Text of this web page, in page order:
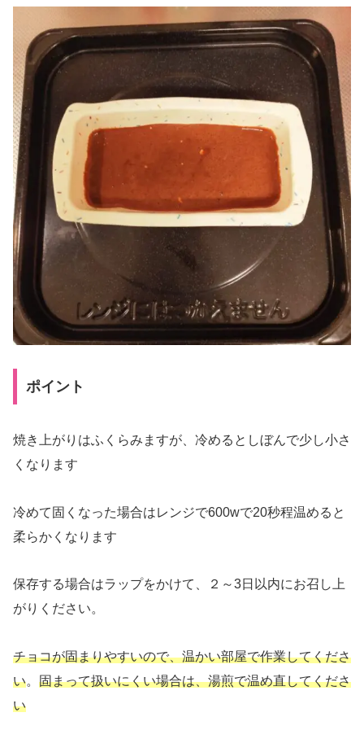
ポイント
焼き上がりはふくらみますが、冷めるとしぼんで少し小さ
くなります
冷めて固くなった場合はレンジで600wで20秒程温めると
柔らかくなります
保存する場合はラップをかけて、２～3日以内にお召し上
がりください。
チョコが固まりやすいので、温かい部屋で作業してくださ
い。 固まって扱いにくい場合は、湯煎で温め直してくださ
い